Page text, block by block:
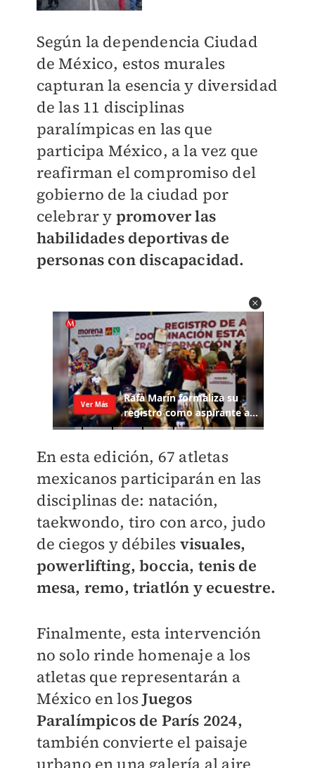
Según la dependencia Ciudad
de México, estos murales
capturan la esencia y diversidad
de las 11 disciplinas
paralímpicas en las que
participa México, a la vez que
reafirman el compromiso del
gobierno de la ciudad por
celebrar y promover las
habilidades deportivas de
personas con discapacidad.
En esta edición, 67 atletas
mexicanos participarán en las
disciplinas de: natación,
taekwondo, tiro con arco, judo
de ciegos y débiles visuales,
powerlifting, boccia, tenis de
mesa, remo, triatlón y ecuestre.
Finalmente, esta intervención
no solo rinde homenaje a los
atletas que representarán a
México en losJuegos
Paralímpicos de París 2024,
también convierte el paisaje